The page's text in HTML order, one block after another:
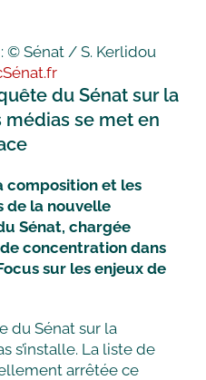
© Sénat / S. Kerlidou
du Sénat sur la
se met en
composition et les
de la nouvelle
Sénat, chargée
concentration dans
sur les enjeux de
du Sénat sur la
s’installe. La liste de
arrêtée ce